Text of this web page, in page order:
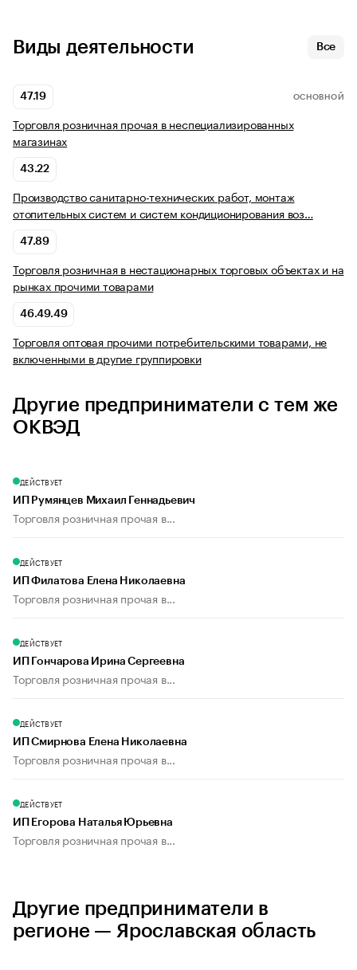
Виды деятельности Все
47.19 ОСНОВНОЙ
Торговля розничная прочая в неспециализированных
магазинах
43.22
Производство санитарно-технических работ, монтаж
отопительных систем и систем кондиционирования воз…
47.89
Торговля розничная в нестационарных торговых объектах и на
рынках прочими товарами
46.49.49
Торговля оптовая прочими потребительскими товарами, не
включенными в другие группировки
Другие предприниматели с тем же
ОКВЭД
ДЕЙСТВУЕТ
ИП Румянцев Михаил Геннадьевич
Торговля розничная прочая в...
ДЕЙСТВУЕТ
ИП Филатова Елена Николаевна
Торговля розничная прочая в...
ДЕЙСТВУЕТ
ИП Гончарова Ирина Сергеевна
Торговля розничная прочая в...
ДЕЙСТВУЕТ
ИП Смирнова Елена Николаевна
Торговля розничная прочая в...
ДЕЙСТВУЕТ
ИП Егорова Наталья Юрьевна
Торговля розничная прочая в...
Другие предприниматели в
регионе — Ярославская область